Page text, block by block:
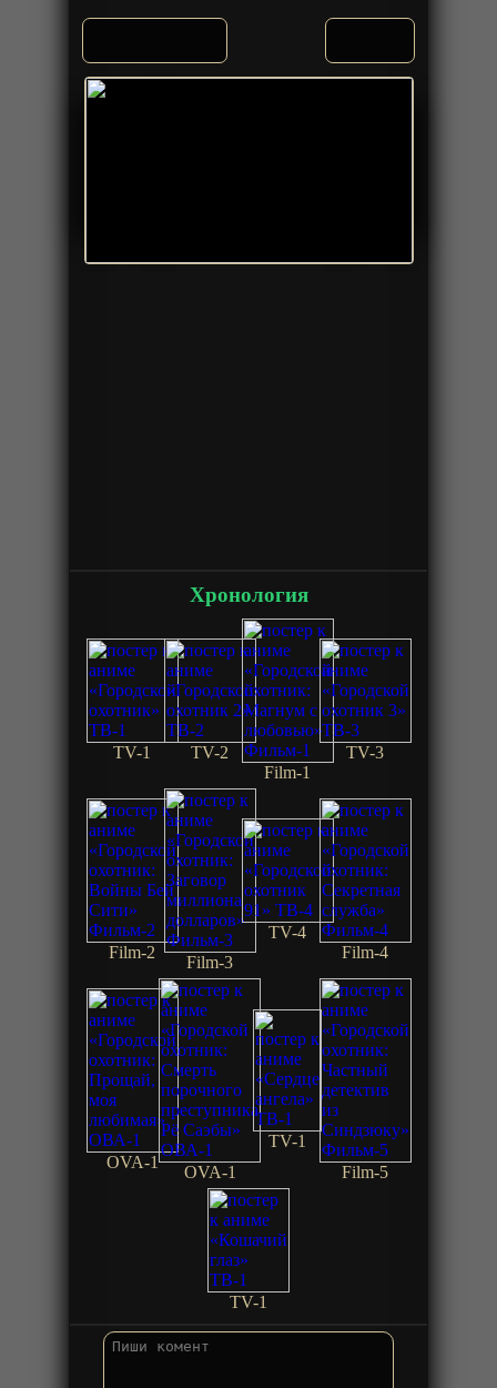
Хронология
TV-1
TV-2
Film-1
TV-3
Film-2
Film-3
TV-4
Film-4
OVA-1
OVA-1
TV-1
Film-5
TV-1